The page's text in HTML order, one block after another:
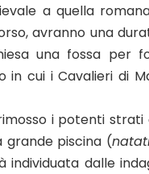
a quella
avranno una
una fossa per
in cui i Cavalieri di
i potenti
piscina (
individuata dalle